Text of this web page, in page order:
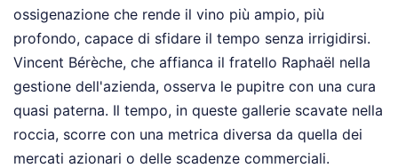
ossigenazione che rende il vino più ampio, più
profondo, capace di sfidare il tempo senza irrigidirsi.
Vincent Bérèche, che affianca il fratello Raphaël nella
gestione dell'azienda, osserva le pupitre con una cura
quasi paterna. Il tempo, in queste gallerie scavate nella
roccia, scorre con una metrica diversa da quella dei
mercati azionari o delle scadenze commerciali.